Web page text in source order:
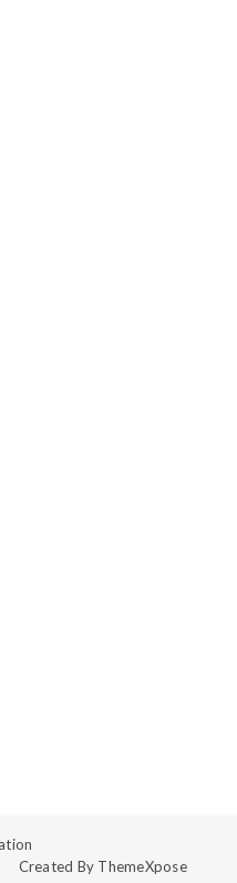
Created By ThemeXpose